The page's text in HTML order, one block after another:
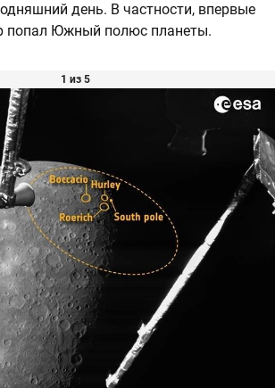
день. В частности, впервые
попал Южный полюс планеты.
1 из 5